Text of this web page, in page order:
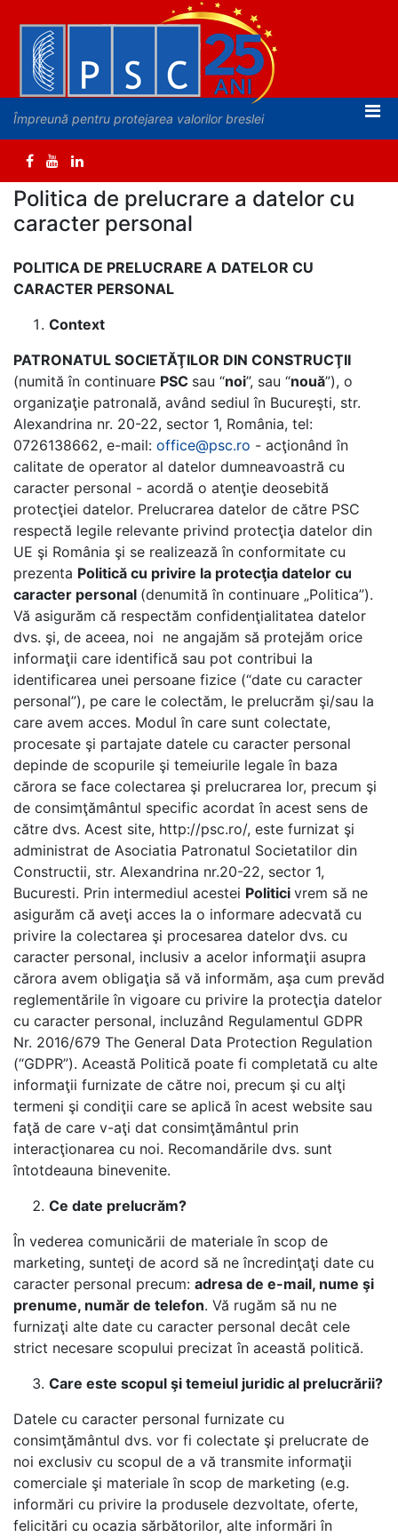
Împreună pentru protejarea valorilor breslei
Politica de prelucrare a datelor cu
caracter personal
POLITICA DE PRELUCRARE A DATELOR CU
CARACTER PERSONAL
Context
PATRONATUL SOCIETĂŢILOR DIN CONSTRUCŢII
(numită în continuare PSC sau “noi”, sau “nouă”), o
organizaţie patronală, având sediul în Bucureşti, str.
Alexandrina nr. 20-22, sector 1, România, tel:
0726138662, e-mail: office@psc.ro - acţionând în
calitate de operator al datelor dumneavoastră cu
caracter personal - acordă o atenţie deosebită
protecţiei datelor. Prelucrarea datelor de către PSC
respectă legile relevante privind protecţia datelor din
UE şi România şi se realizează în conformitate cu
prezenta Politică cu privire la protecţia datelor cu
caracter personal (denumită în continuare „Politica”).
Vă asigurăm că respectăm confidenţialitatea datelor
dvs. şi, de aceea, noi ne angajăm să protejăm orice
informaţii care identifică sau pot contribui la
identificarea unei persoane fizice (“date cu caracter
personal”), pe care le colectăm, le prelucrăm şi/sau la
care avem acces. Modul în care sunt colectate,
procesate şi partajate datele cu caracter personal
depinde de scopurile şi temeiurile legale în baza
cărora se face colectarea şi prelucrarea lor, precum şi
de consimţământul specific acordat în acest sens de
către dvs. Acest site, http://psc.ro/, este furnizat şi
administrat de Asociatia Patronatul Societatilor din
Constructii, str. Alexandrina nr.20-22, sector 1,
Bucuresti. Prin intermediul acestei Politici vrem să ne
asigurăm că aveţi acces la o informare adecvată cu
privire la colectarea şi procesarea datelor dvs. cu
caracter personal, inclusiv a acelor informaţii asupra
cărora avem obligaţia să vă informăm, aşa cum prevăd
reglementările în vigoare cu privire la protecţia datelor
cu caracter personal, incluzând Regulamentul GDPR
Nr. 2016/679 The General Data Protection Regulation
(“GDPR”). Această Politică poate fi completată cu alte
informaţii furnizate de către noi, precum şi cu alţi
termeni şi condiţii care se aplică în acest website sau
faţă de care v-aţi dat consimţământul prin
interacţionarea cu noi. Recomandările dvs. sunt
întotdeauna binevenite.
Ce date prelucrăm?
În vederea comunicării de materiale în scop de
marketing, sunteţi de acord să ne încredinţaţi date cu
caracter personal precum: adresa de e-mail, nume şi
prenume, număr de telefon. Vă rugăm să nu ne
furnizaţi alte date cu caracter personal decât cele
strict necesare scopului precizat în această politică.
Care este scopul şi temeiul juridic al prelucrării?
Datele cu caracter personal furnizate cu
consimţământul dvs. vor fi colectate şi prelucrate de
noi exclusiv cu scopul de a vă transmite informaţii
comerciale şi materiale în scop de marketing (e.g.
informări cu privire la produsele dezvoltate, oferte,
felicitări cu ocazia sărbătorilor, alte informări în